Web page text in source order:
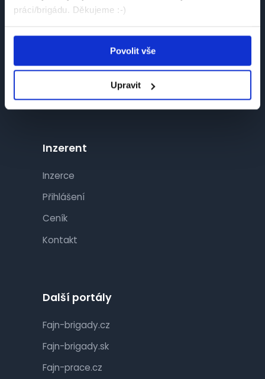
práci/brigádu. Děkujeme :-)
Povolit vše
Upravit
Společnosti
Inzerent
Inzerce
Přihlášení
Ceník
Kontakt
Další portály
Fajn-brigady.cz
Fajn-brigady.sk
Fajn-prace.cz